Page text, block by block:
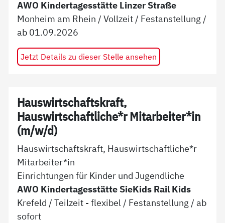
AWO Kindertagesstätte Linzer Straße
Monheim am Rhein /Vollzeit / Festanstellung /
ab 01.09.2026
Jetzt Details zu dieser Stelle ansehen
Hauswirtschaftskraft,
Hauswirtschaftliche*r Mitarbeiter*in
(m/w/d)
Hauswirtschaftskraft, Hauswirtschaftliche*r
Mitarbeiter*in
Einrichtungen für Kinder und Jugendliche
AWO Kindertagesstätte SieKids Rail Kids
Krefeld /Teilzeit - flexibel / Festanstellung / ab
sofort